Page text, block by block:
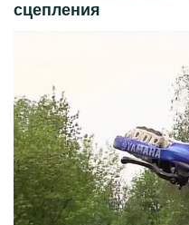
сцепления